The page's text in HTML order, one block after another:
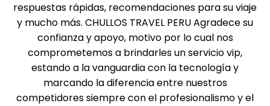
respuestas rápidas, recomendaciones para su viaje
y mucho más. CHULLOS TRAVEL PERU Agradece su
confianza y apoyo, motivo por lo cual nos
comprometemos a brindarles un servicio vip,
estando a la vanguardia con la tecnología y
marcando la diferencia entre nuestros
competidores siempre con el profesionalismo y el